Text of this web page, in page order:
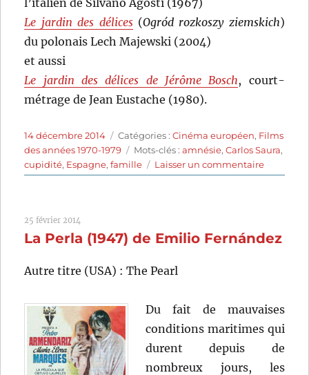
l’italien de Silvano Agosti (1967)
Le jardin des délices(Ogród rozkoszy ziemskich)
du polonais Lech Majewski (2004)
et aussi
Le jardin des délices de Jérôme Bosch, court-
métrage de Jean Eustache (1980).
Publié
le
14 décembre 2014 Catégories
Catégories :Cinéma européen, Films
des années 1970-1979
Étiquettes
Mots-clés :amnésie,Carlos Saura,
cupidité, Espagne,famille Laisser un commentairesur
Le
(1970)
25 février 2014
La Perla (1947) de Emilio Fernández
Autre titre (USA) : The Pearl
Du fait de mauvaises
conditions maritimes qui
durent depuis de
nombreux jours, les